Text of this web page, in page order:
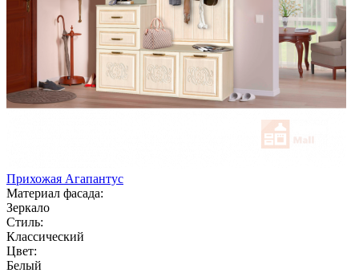
Прихожая Агапантус
Материал фасада:
Зеркало
Стиль:
Классический
Цвет:
Белый